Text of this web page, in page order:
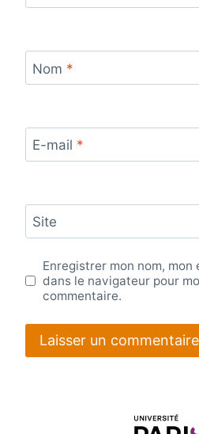
Nom *
E-mail *
Site
Enregistrer mon nom,
dans le navigateur pour
commentaire.